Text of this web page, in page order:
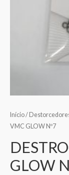
Início/
VMC GLOW Nº7
GLOW